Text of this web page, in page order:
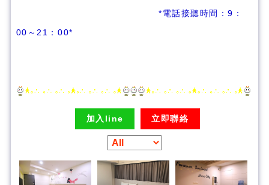
*電話接聽時間：9：
00～21：00*
加入line 立即聯絡